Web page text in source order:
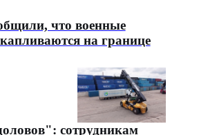
что военные
на границе
сотрудникам